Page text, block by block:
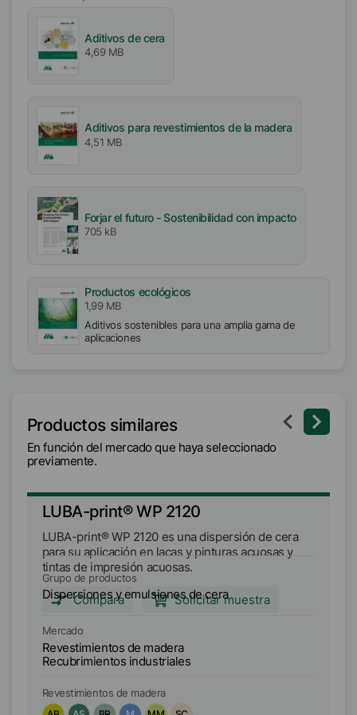
8
Aditivos de cera
4,69 MB
Aditivos para revestimientos de la madera
4,51 MB
Forjar el futuro - Sostenibilidad con impacto
705 kB
Productos ecológicos
1,99 MB
Aditivos sostenibles para una amplia gama de
aplicaciones
Productos similares
En función del mercado que haya seleccionado
previamente.
LUBA-print® WP 2120
LUBA-print® WP 2120 es una dispersión de cera
para su aplicación en lacas y pinturas acuosas y
tintas de impresión acuosas.
Compara Solicitar muestra
Grupo de productos
Dispersiones y emulsiones de cera
Mercado
Revestimientos de madera
Recubrimientos industriales
Revestimientos de madera